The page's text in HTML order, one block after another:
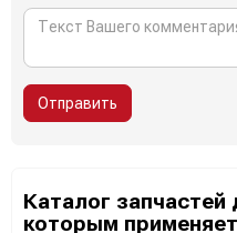
Отправить
Каталог
которым